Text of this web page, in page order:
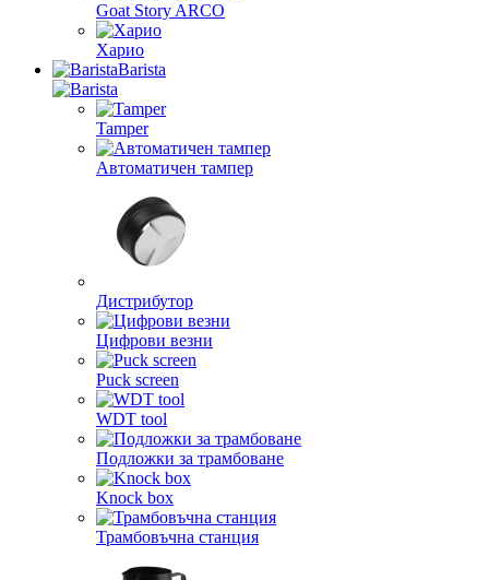
Goat Story ARCO
Харио
Barista
Tamper
Автоматичен тампер
Дистрибутор
Цифрови везни
Puck screen
WDT tool
Подложки за трамбоване
Knock box
Трамбовъчна станция